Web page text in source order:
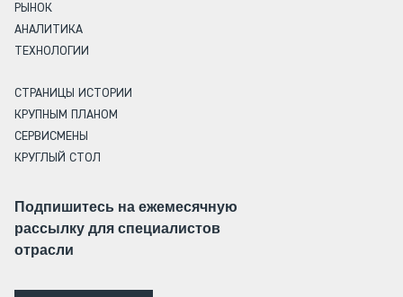
РЫНОК
АНАЛИТИКА
ТЕХНОЛОГИИ
СТРАНИЦЫ ИСТОРИИ
КРУПНЫМ ПЛАНОМ
СЕРВИСМЕНЫ
КРУГЛЫЙ СТОЛ
Подпишитесь на ежемесячную
рассылку для специалистов
отрасли